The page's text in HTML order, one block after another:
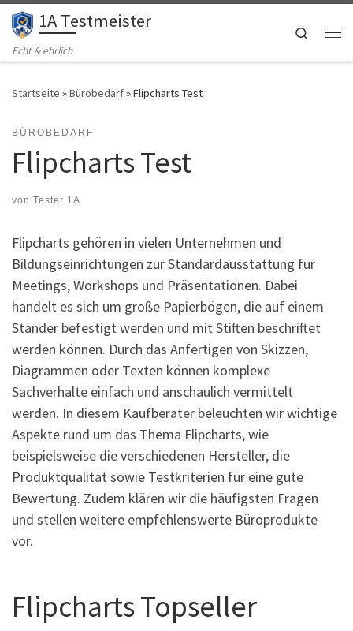
Zum Inhalt springen
1A Testmeister
Echt & ehrlich
Search
Startseite »Bürobedarf»Flipcharts Test
BÜROBEDARF
Flipcharts Test
von Tester 1A
Flipcharts gehören in vielen Unternehmen und
Bildungseinrichtungen zur Standardausstattung für
Meetings, Workshops und Präsentationen. Dabei
handelt es sich um große Papierbögen, die auf einem
Ständer befestigt werden und mit Stiften beschriftet
werden können. Durch das Anfertigen von Skizzen,
Diagrammen oder Texten können komplexe
Sachverhalte einfach und anschaulich vermittelt
werden. In diesem Kaufberater beleuchten wir wichtige
Aspekte rund um das Thema Flipcharts, wie
beispielsweise die verschiedenen Hersteller, die
Produktqualität sowie Testkriterien für eine gute
Bewertung. Zudem klären wir die häufigsten Fragen
und stellen weitere empfehlenswerte Büroprodukte
vor.
Flipcharts Topseller